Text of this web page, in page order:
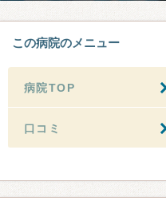
この病院のメニュー
病院TOP
口コミ